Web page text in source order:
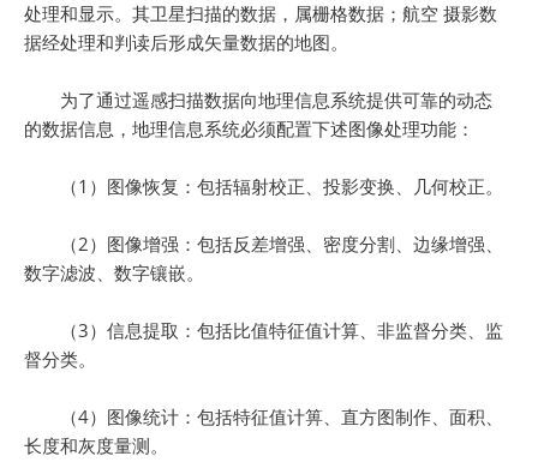
处理和显示。其卫星扫描的数据，属栅格数据；航空 摄影数
据经处理和判读后形成矢量数据的地图。
为了通过遥感扫描数据向地理信息系统提供可靠的动态
的数据信息，地理信息系统必须配置下述图像处理功能：
（1）图像恢复：包括辐射校正、投影变换、几何校正。
（2）图像增强：包括反差增强、密度分割、边缘增强、
数字滤波、数字镶嵌。
（3）信息提取：包括比值特征值计算、非监督分类、监
督分类。
（4）图像统计：包括特征值计箅、直方图制作、面积、
长度和灰度量测。